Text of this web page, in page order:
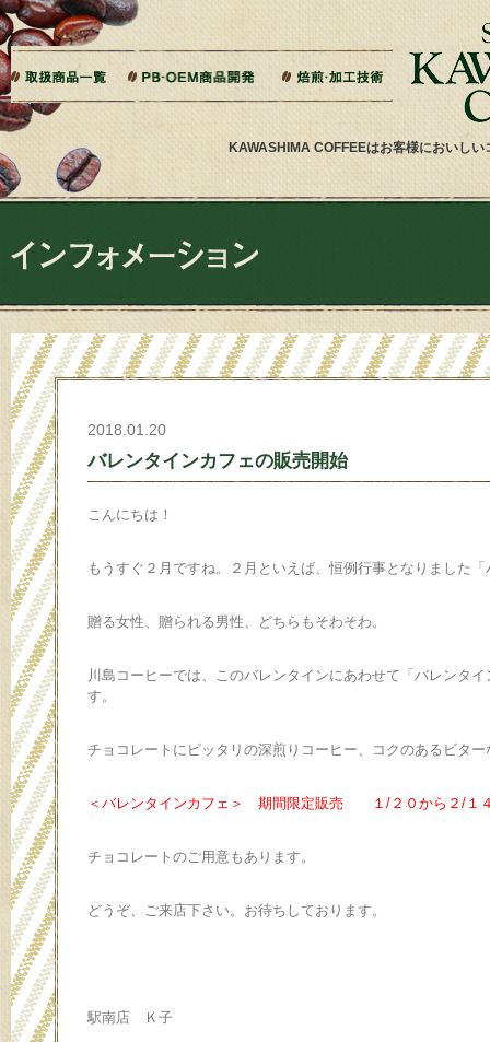
KAWASHIMA COFFEEはお客様においし
本文へジャンプ
ドリップバッグ加工
ティーバッグ加工
リキッドコーヒー加工
オーダー焙煎
パッケージデザイン・印刷
2018.01.20
バレンタインカフェの販売開始
こんにちは！
もうすぐ２月ですね。２月といえば、恒例行事となりました
贈る女性、贈られる男性、どちらもそわそわ。
川島コーヒーでは、このバレンタインにあわせて「バレンタ
す。
チョコレートにピッタリの深煎りコーヒー、コクのあるビタ
＜バレンタインカフェ＞ 期間限定販売 １/２０から２/
チョコレートのご用意もあります。
どうぞ、ご来店下さい。お待ちしております。
駅南店 Ｋ子